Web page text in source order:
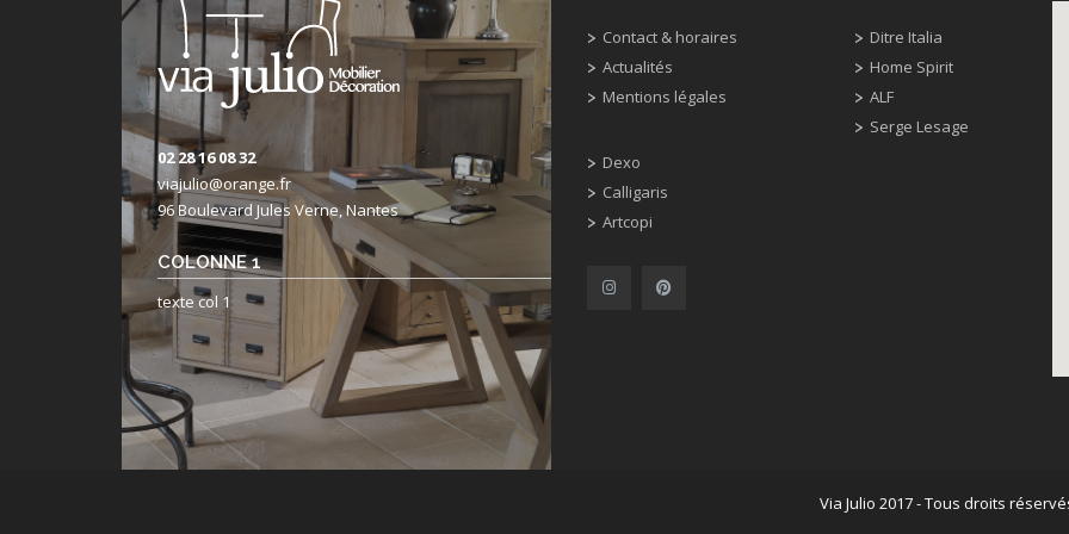
02 28 16 08 32
viajulio@orange.fr
96 Boulevard Jules Verne, Nantes
COLONNE 1
texte col 1
Contact & horaires
Actualités
Mentions légales
Dexo
Calligaris
Artcopi
Ditre Italia
Home Spirit
ALF
Serge Lesage
Via Julio 2017 - Tous droits